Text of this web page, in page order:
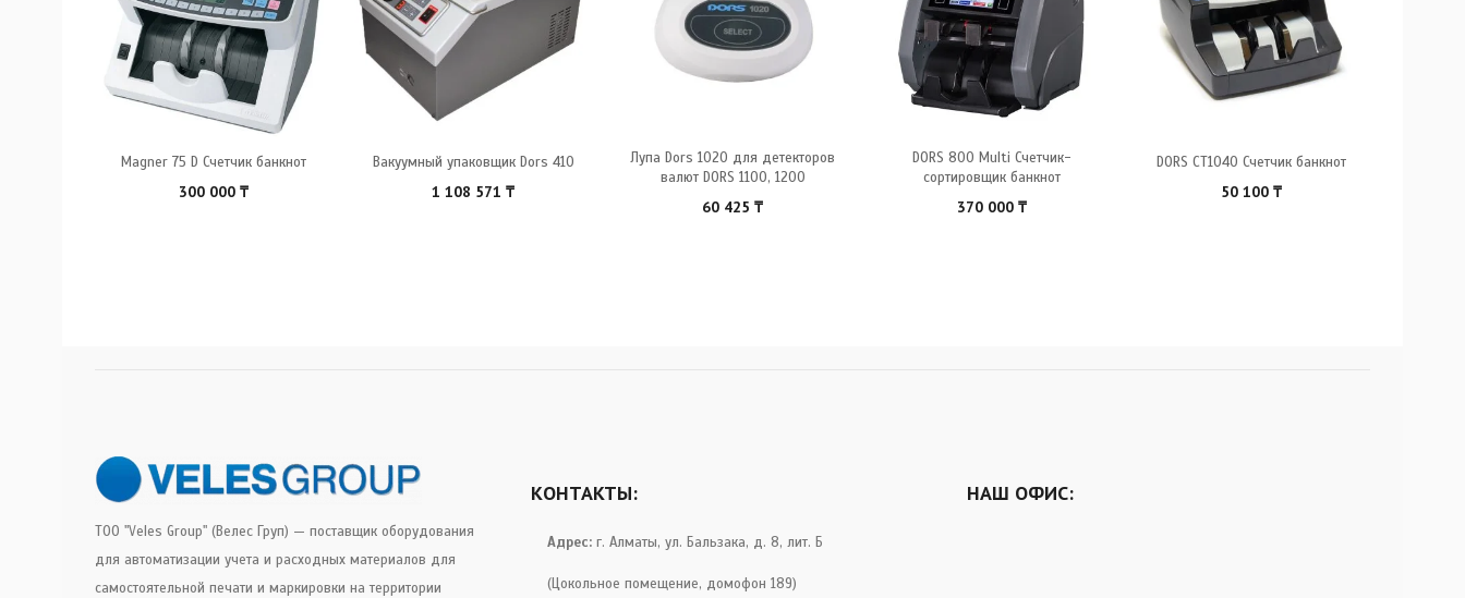
Magner 75 D Счетчик банкнот
300 000 ₸
Вакуумный упаковщик Dors 410
1 108 571 ₸
Лупа Dors 1020 для детекторов
валют DORS 1100, 1200
60 425 ₸
DORS 800 Multi Счетчик-
сортировщик банкнот
370 000 ₸
DORS CT1040 Счетчик банкнот
50 100 ₸
ТОО "Veles Group" (Велес Груп) — поставщик оборудования
для автоматизации учета и расходных материалов для
самостоятельной печати и маркировки на территории
КОНТАКТЫ:
Адрес: г. Алматы, ул. Бальзака, д. 8, лит. Б
(Цокольное помещение, домофон 189)
НАШ ОФИС: